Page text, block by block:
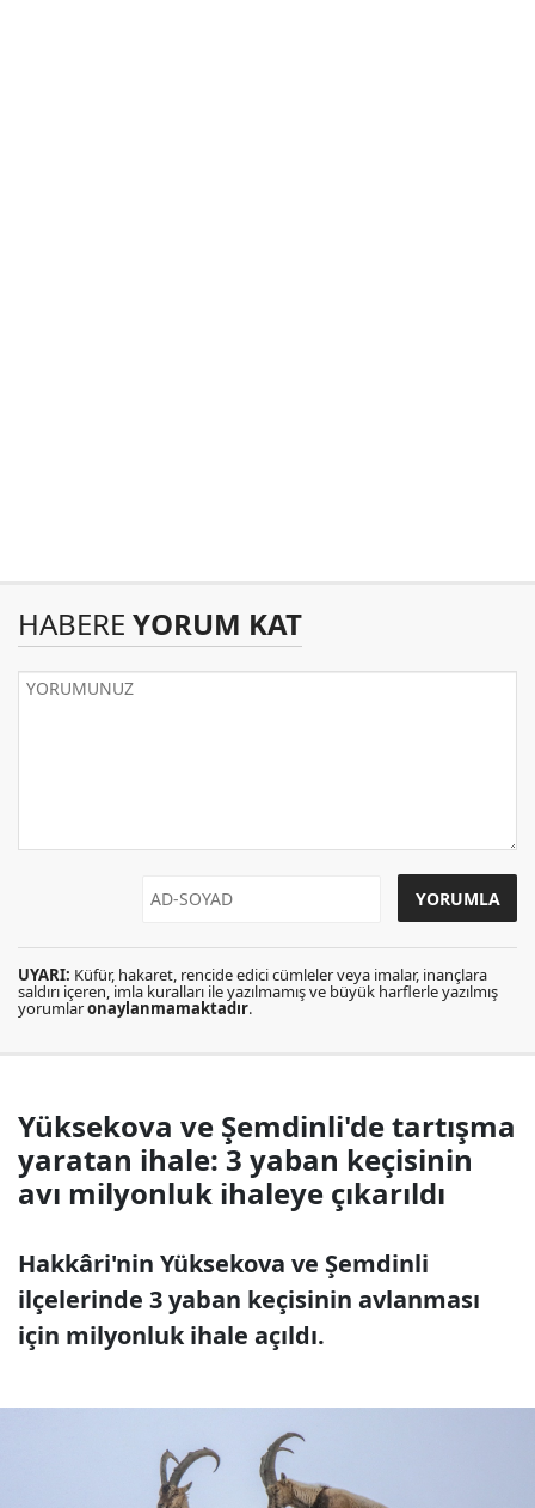
HABERE YORUM KAT
UYARI: Küfür, hakaret, rencide edici cümleler veya imalar, inançlara
saldırı içeren, imla kuralları ile yazılmamış ve büyük harflerle yazılmış
yorumlaronaylanmamaktadır.
Yüksekova ve Şemdinli'de tartışma
yaratan ihale: 3 yaban keçisinin
avı milyonluk ihaleye çıkarıldı
Hakkâri'nin Yüksekova ve Şemdinli
ilçelerinde 3 yaban keçisinin avlanması
için milyonluk ihale açıldı.